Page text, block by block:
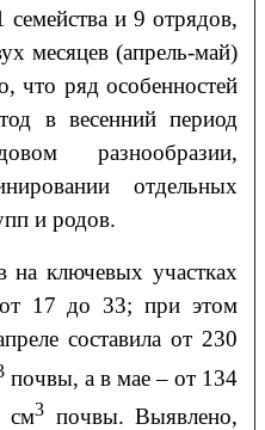
и 9 отрядов,
месяцев (апрель-май)
что ряд особенностей
в весенний период
разнообразии,
отдельных
и родов.
на ключевых участках
от 17 до 33; при этом
составила от 230
почвы, а в мае – от 134
см3почвы. Выявлено,